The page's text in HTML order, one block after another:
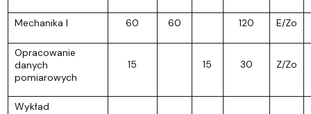
Mechanika I 60 60 120 E/Zo
Opracowanie
danych
pomiarowych
15 15 30 Z/Zo
Wykład